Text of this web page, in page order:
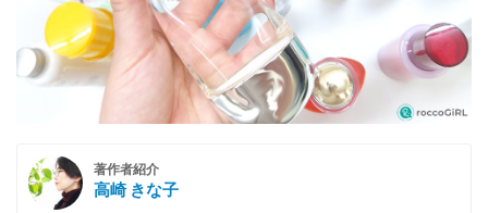
著作者紹介
高崎 きな子